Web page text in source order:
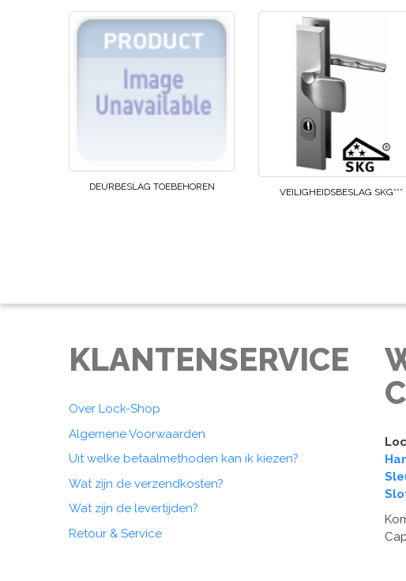
DEURBESLAG TOEBEHOREN
VEILIGHEIDSBESLAG SKG***
KLANTENSERVICE
Over Lock-Shop
Algemene Voorwaarden
Uit welke betaalmethoden kan ik kiezen?
Wat zijn de verzendkosten?
Wat zijn de levertijden?
Retour & Service